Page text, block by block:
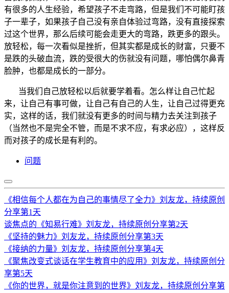
有很多的人生经验，希望孩子不走弯路，但是我们不可能盯孩
子一辈子，如果孩子自己没有亲自体验过弯路，没有直接探索
过这个世界，那么后续可能会走更大的弯路，跌更多的跟头。
放轻松，每一次看似是挫折，但其实都是成长的财富，只要不
是跌的头破血流，跌的受很大的伤就没有问题，哪怕偶尔鼻青
脸肿，也都是成长的一部分。
当我们自己放轻松以后就要学着看。怎么样让自己忙起
来，让自己有事可做，让自己有自己的人生，让自己过得更充
实，这样的话，我们就没有更多的时间与精力去关注到孩子
（当然也不是完全不管，而是不求不应，有求必应），这样反
而对孩子的成长是有利的。
问题
《相信每个人都在为自己的事情尽了全力》刘友龙，持续原创
分享第1天
谈焦点的《知易行难》刘友龙，持续原创分享第2天
《坚持的魅力》刘友龙，持续原创分享第3天
《接纳的力量》刘友龙，持续原创分享第4天
《聚焦改变式谈话在学生教育中的应用》刘友龙，持续原创分
享第5天
《你的世界，就是你注意到的世界》刘友龙，持续原创分享第